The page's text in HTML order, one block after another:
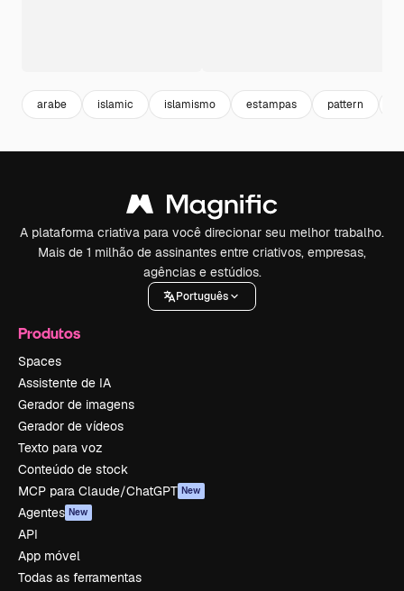
arabe islamic islamismo estampas pattern
A plataforma criativa para você direcionar seu melhor trabalho.
Mais de 1 milhão de assinantes entre criativos, empresas,
agências e estúdios.
Português
Produtos
Spaces
Assistente de IA
Gerador de imagens
Gerador de vídeos
Texto para voz
Conteúdo de stock
MCP para Claude/ChatGPT New
Agentes New
API
App móvel
Todas as ferramentas